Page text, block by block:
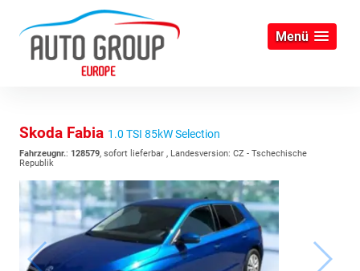
Menü
Skoda Fabia 1.0 TSI 85kW Selection
Fahrzeugnr.: 128579, sofort lieferbar , Landesversion: CZ - Tschechische
Republik